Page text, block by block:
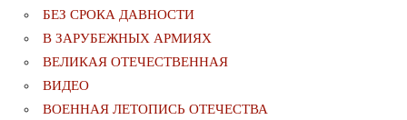
БЕЗ СРОКА ДАВНОСТИ
В ЗАРУБЕЖНЫХ АРМИЯХ
ВЕЛИКАЯ ОТЕЧЕСТВЕННАЯ
ВИДЕО
ВОЕННАЯ ЛЕТОПИСЬ ОТЕЧЕСТВА